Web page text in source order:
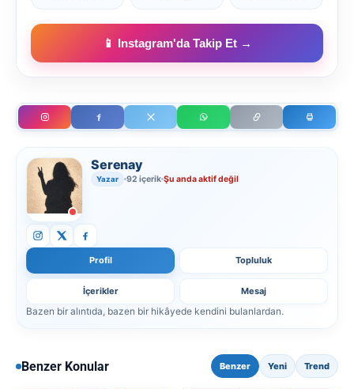
📱 Instagram'da Takip Et →
Serenay
Yazar 92 içerik Şu anda aktif değil
Profil Topluluk
İçerikler Mesaj
Bazen bir alıntıda, bazen bir hikâyede kendini bulanlardan.
Benzer Konular Benzer Yeni Trend